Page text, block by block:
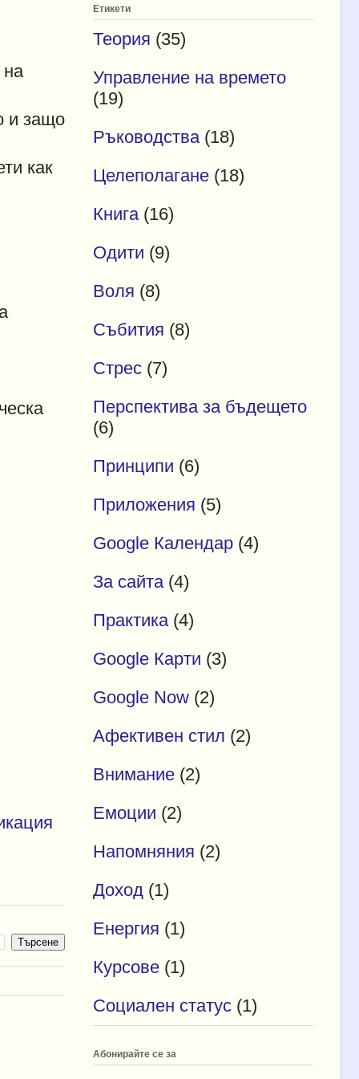
на
и защо
как
Етикети
Теория (35)
Управление на времето
(19)
Ръководства (18)
Целеполагане (18)
Книга (16)
Одити (9)
Воля (8)
Събития (8)
Стрес (7)
Перспектива за бъдещето
(6)
Принципи (6)
Приложения (5)
Google Календар (4)
За сайта (4)
Практика (4)
Google Карти (3)
Google Now (2)
Афективен стил (2)
Внимание (2)
Емоции (2)
Напомняния (2)
Доход (1)
Енергия (1)
Курсове (1)
Социален статус (1)
Абонирайте се за